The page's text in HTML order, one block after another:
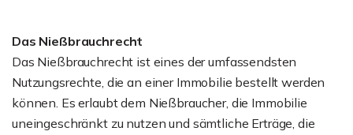
Das Nießbrauchrecht
Das Nießbrauchrecht ist eines der umfassendsten
Nutzungsrechte, die an einer Immobilie bestellt werden
können. Es erlaubt dem Nießbraucher, die Immobilie
uneingeschränkt zu nutzen und sämtliche Erträge, die